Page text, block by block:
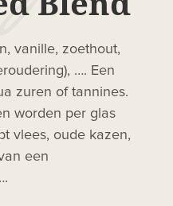
vanille, zoethout,
…. Een
zuren of tannines.
worden per glas
vlees, oude kazen,
een